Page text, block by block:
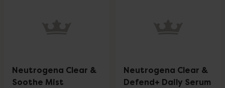
Neutrogena Clear &
Soothe Mist
Neutrogena Clear &
Defend+ Daily Serum